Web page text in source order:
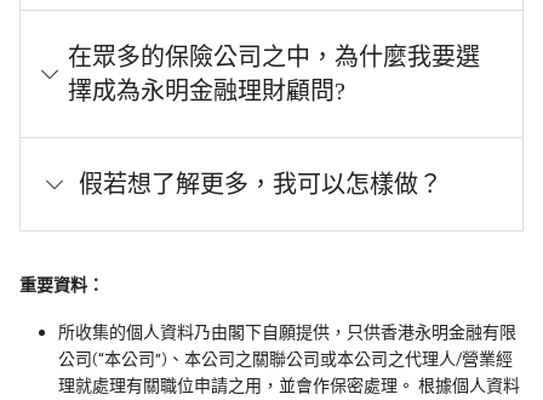
在眾多的保險公司之中，為什麼我要選
擇成為永明金融理財顧問?
假若想了解更多，我可以怎樣做？
重要資料：
所收集的個人資料乃由閣下自願提供，只供香港永明金融有限
公司(“本公司”)、本公司之關聯公司或本公司之代理人/營業經
理就處理有關職位申請之用，並會作保密處理。 根據個人資料